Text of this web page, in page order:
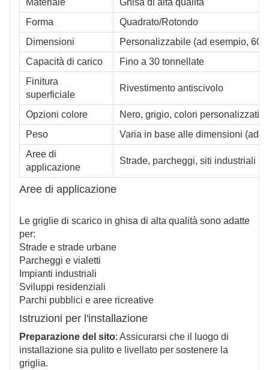
Forma
Quadrato/Rotondo
Dimensioni
Personalizzabile (ad esempio,
Capacità di carico
Fino a 30 tonnellate
Finitura
superficiale
Rivestimento antiscivolo
Opzioni colore
Nero, grigio, colori personalizzati
Peso
Varia in base alle dimensioni (ad
Aree di
applicazione
Strade, parcheggi, siti industriali
Aree di applicazione
Le griglie di scarico in ghisa di alta qualità sono adatte
per:
Strade e strade urbane
Parcheggi e vialetti
Impianti industriali
Sviluppi residenziali
Parchi pubblici e aree ricreative
Istruzioni per l'installazione
Preparazione del sito: Assicurarsi che il luogo di
installazione sia pulito e livellato per sostenere la
griglia.